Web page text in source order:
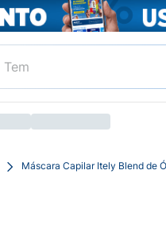
Máscara Capilar Itely Blend de